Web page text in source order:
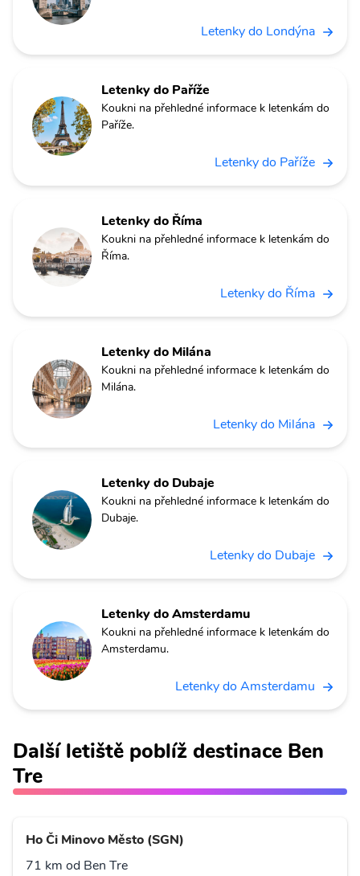
Letenky do Londýna
Letenky do Paříže
Koukni na přehledné informace k letenkám do
Paříže.
Letenky do Paříže
Letenky do Říma
Koukni na přehledné informace k letenkám do
Říma.
Letenky do Říma
Letenky do Milána
Koukni na přehledné informace k letenkám do
Milána.
Letenky do Milána
Letenky do Dubaje
Koukni na přehledné informace k letenkám do
Dubaje.
Letenky do Dubaje
Letenky do Amsterdamu
Koukni na přehledné informace k letenkám do
Amsterdamu.
Letenky do Amsterdamu
Další letiště poblíž destinace Ben
Tre
Ho Či Minovo Město (SGN)
71 km od Ben Tre